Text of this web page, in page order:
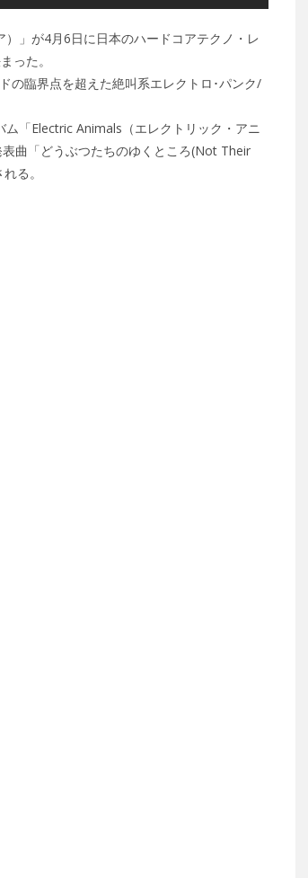
」が4月6日に日本のハードコアテクノ・レ
った。
の臨界点を超えた絶叫系エレクトロ･パンク/
「Electric Animals（エレクトリック・アニ
曲「どうぶつたちのゆくところ(Not Their
る。